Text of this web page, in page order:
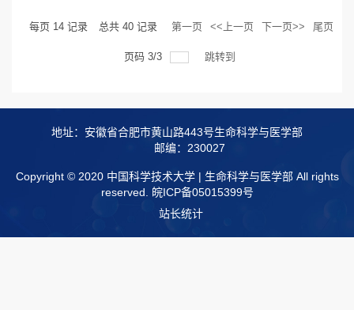
每页 14记录 总共 40记录 第一页 <<上一页 下一页>> 尾页
页码 3/3 跳转到
地址：安徽省合肥市黄山路443号生命科学与医学部
邮编：230027
Copyright © 2020 中国科学技术大学 | 生命科学与医学部 All rights
reserved. 皖ICP备05015399号
站长统计